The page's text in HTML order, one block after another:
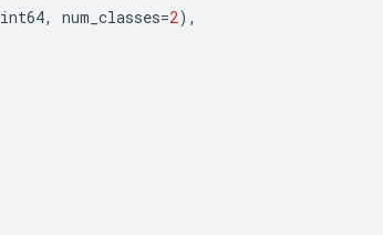
int64, num_classes=2),